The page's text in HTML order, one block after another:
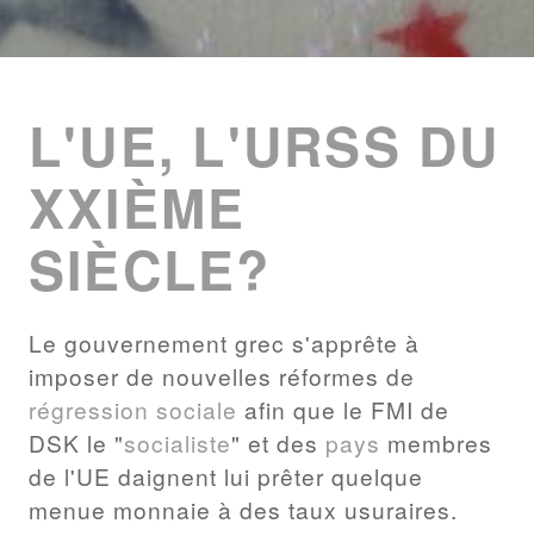
L'UE, L'URSS DU
XXIÈME
SIÈCLE?
Le gouvernement grec s'apprête à
imposer de nouvelles réformes de
régression sociale afin que le FMI de
DSK le "socialiste" et des pays membres
de l'UE daignent lui prêter quelque
menue monnaie à des taux usuraires.